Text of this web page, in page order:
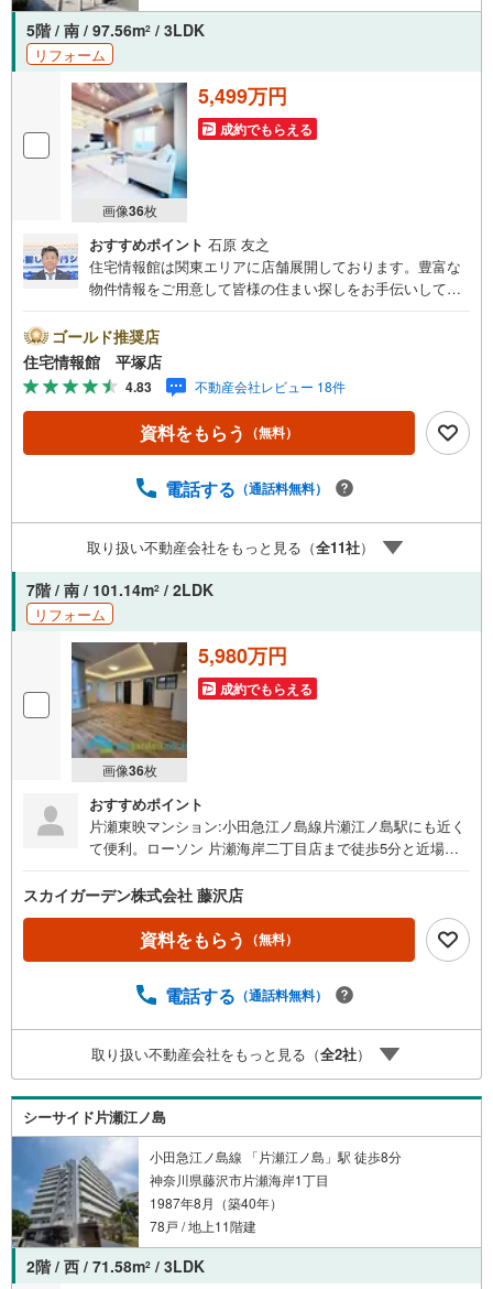
5階 / 南 / 97.56m2 / 3LDK
リフォーム
画像36枚
5,499万円
成約でもらえる
おすすめポイント 石原 友之
住宅情報館は関東エリアに店舗展開しております。豊富な
物件情報をご用意して皆様の住まい探しをお手伝いしてお
さい。住宅ローン相談会も同時開催中無理のない住宅ロー
ンの試算やご購入の際にかかる諸費用の概算も行っており
ます。しっかりとした資金計画のアドバイスをさせて頂き
ますので、お気軽にご相談ください。
ゴールド推奨店
住宅情報館 平塚店
4.83 不動産会社レビュー 18件
資料をもらう （無料）
電話する （通話料無料）
取り扱い不動産会社をもっと見る（全11社）
7階 / 南 / 101.14m2 / 2LDK
リフォーム
画像36枚
5,980万円
成約でもらえる
おすすめポイント
片瀬東映マンション:小田急江ノ島線片瀬江ノ島駅にも近く
て便利。ローソン 片瀬海岸二丁目店まで徒歩5分と近場に
ビングダイニングキッチンです。毎日の疲れを癒してくれ
る海の見えるオーシャンビューです。専有面積101.14平米
でご家族と過ごすのにも問題のない広さです。フローリン
グは木のぬくもりが感じられるため住み心地も良好。マン
事前に知れます。
スカイガーデン株式会社 藤沢店
資料をもらう （無料）
電話する （通話料無料）
取り扱い不動産会社をもっと見る（全2社）
シーサイド片瀬江ノ島
小田急江ノ島線 「片瀬江ノ島」駅 徒歩8分
神奈川県藤沢市片瀬海岸1丁目
1987年8月（築40年）
78戸 / 地上11階建
2階 / 西 / 71.58m2 / 3LDK